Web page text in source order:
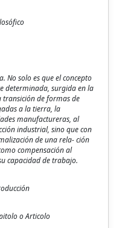
No solo es que el concepto
determinada, surgida en la
transición de formas de
a la tierra, la
manufactureras, al
industrial, sino que con
de una rela- ción
compensación al
capacidad de trabajo.
o Articolo